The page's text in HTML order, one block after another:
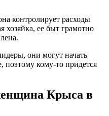
контролирует расходы
ее быт грамотно
они могут начать
поэтому кому-то придется
Крыса в